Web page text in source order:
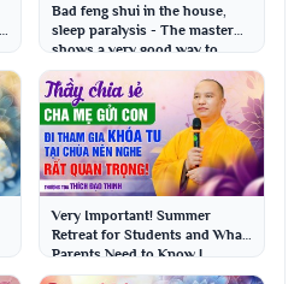
Bad feng shui in the house,
sleep paralysis - The master
shows a very good way to
resolve it | Ve...
Very Important! Summer
Retreat for Students and What
Parents Need to Know |
Venerable Thich Dao T...